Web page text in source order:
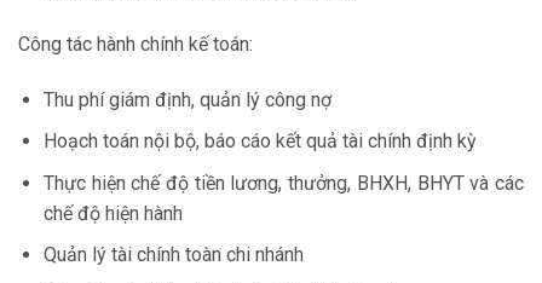
Công tác hành chính kế toán:
Thu phí giám định, quản lý công nợ
Hoạch toán nội bộ, báo cáo kết quả tài chính định kỳ
Thực hiện chế độ tiền lương, thưởng, BHXH, BHYT và các
chế độ hiện hành
Quản lý tài chính toàn chi nhánh